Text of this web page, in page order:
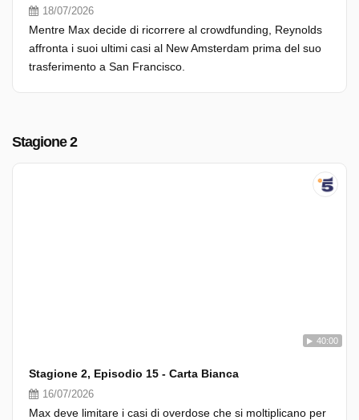
18/07/2026
Mentre Max decide di ricorrere al crowdfunding, Reynolds
affronta i suoi ultimi casi al New Amsterdam prima del suo
trasferimento a San Francisco.
Stagione 2
40:00
Stagione 2, Episodio 15 - Carta Bianca
16/07/2026
Max deve limitare i casi di overdose che si moltiplicano per